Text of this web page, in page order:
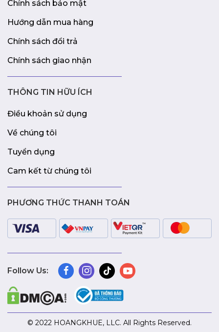
Chính sách bảo mật
Hướng dẫn mua hàng
Chính sách đổi trả
Chính sách giao nhận
THÔNG TIN HỮU ÍCH
Điều khoản sử dụng
Về chúng tôi
Tuyển dụng
Cam kết từ chúng tôi
PHƯƠNG THỨC THANH TOÁN
Follow Us:
© 2022 HOANGKHUE, LLC. All Rights Reserved.